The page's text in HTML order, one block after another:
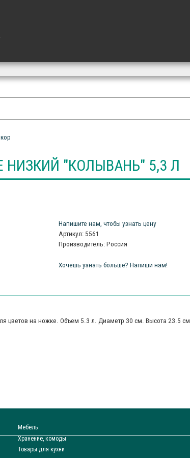
"КОЛЫВАНЬ" 5,3 Л
Напишите нам, чтобы узнать цену
Артикул: 5561
Производитель: Россия
Хочешь узнать больше? Напиши нам!
цветов на ножке. Объем 5.3 л. Диаметр 30 см. Высота 23.5 см.
Мебель
Хранение, комоды
Товары для кухни